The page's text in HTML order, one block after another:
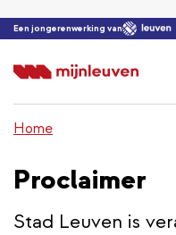
Overslaan
naar
gaan
Een jongerenwerking van
Home
Proclaimer
Stad Leuven is